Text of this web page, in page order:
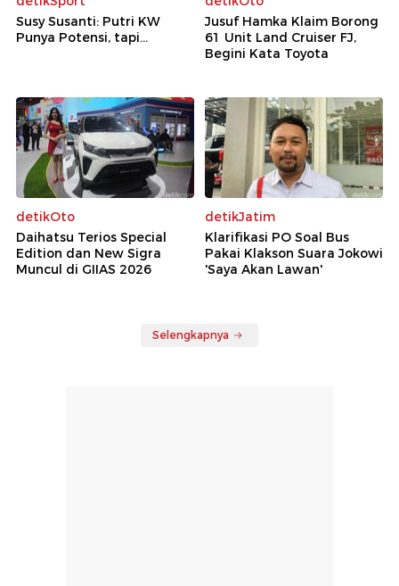
Susy Susanti: Putri KW
Punya Potensi, tapi...
Jusuf Hamka Klaim Borong
61 Unit Land Cruiser FJ,
Begini Kata Toyota
detikOto
Daihatsu Terios Special
Edition dan New Sigra
Muncul di GIIAS 2026
detikJatim
Klarifikasi PO Soal Bus
Pakai Klakson Suara Jokowi
'Saya Akan Lawan'
Selengkapnya